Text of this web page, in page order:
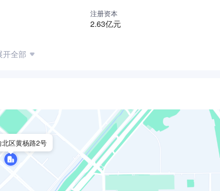
有大专以上学历的为194人；管理人员56 人；生产部门人员有
各专题培训，培训内容涉及药事法规、GMP知识、生产管
合格后才能上岗独立操作。
的质量保证，良好的团队精神，为企业长期稳定的发展奠定坚
注册资本
2.63亿元
开全部
区黄杨路2号